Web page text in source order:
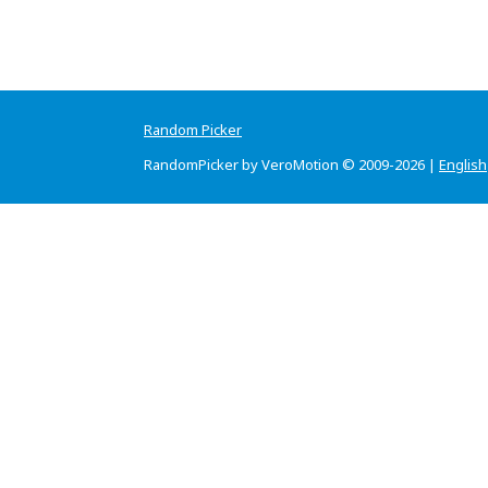
Random Picker
RandomPicker by VeroMotion © 2009-2026 | English